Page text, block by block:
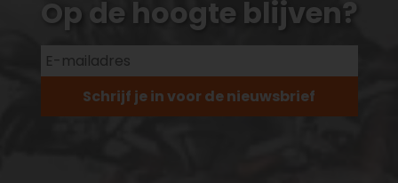
Op de hoogte blijven?
Schrijf je in voor de nieuwsbrief